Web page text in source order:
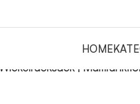
HOME
Wickelrucksack |